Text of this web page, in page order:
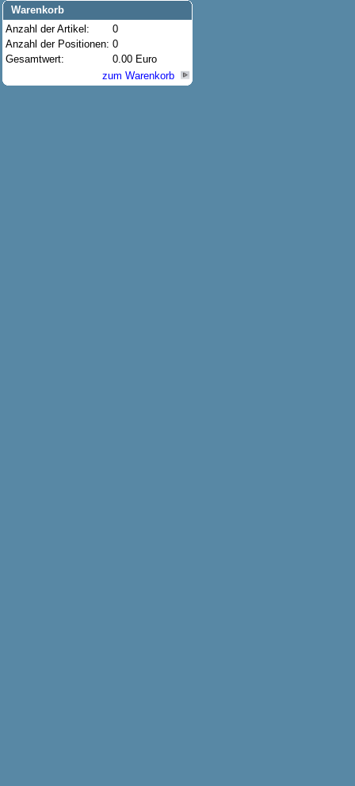
Warenkorb
Anzahl der Artikel:
0
Anzahl der Positionen: 0
Gesamtwert:
0.00 Euro
zum Warenkorb